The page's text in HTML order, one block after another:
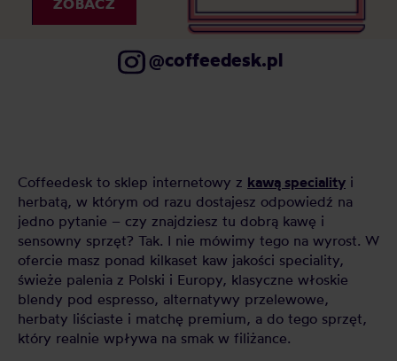
@coffeedesk.pl
Coffeedesk to sklep internetowy z kawą speciality i
herbatą, w którym od razu dostajesz odpowiedź na
jedno pytanie – czy znajdziesz tu dobrą kawę i
sensowny sprzęt? Tak. I nie mówimy tego na wyrost. W
ofercie masz ponad kilkaset kaw jakości speciality,
świeże palenia z Polski i Europy, klasyczne włoskie
blendy pod espresso, alternatywy przelewowe,
herbaty liściaste i matchę premium, a do tego sprzęt,
który realnie wpływa na smak w filiżance.